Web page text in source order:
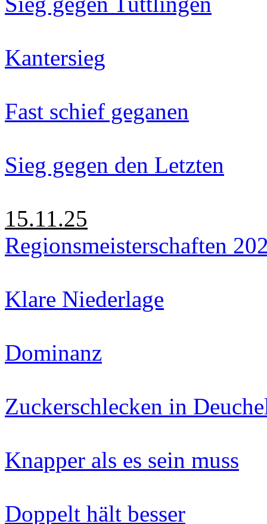
Kantersieg
Fast schief geganen
Sieg gegen den Letzten
15.11.25
Regionsmeisterschaften
Klare Niederlage
Dominanz
Zuckerschlecken in
Knapper als es sein muss
Doppelt hält besser